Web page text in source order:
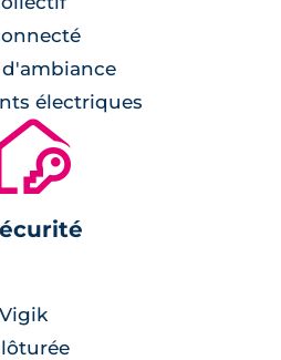
électriques